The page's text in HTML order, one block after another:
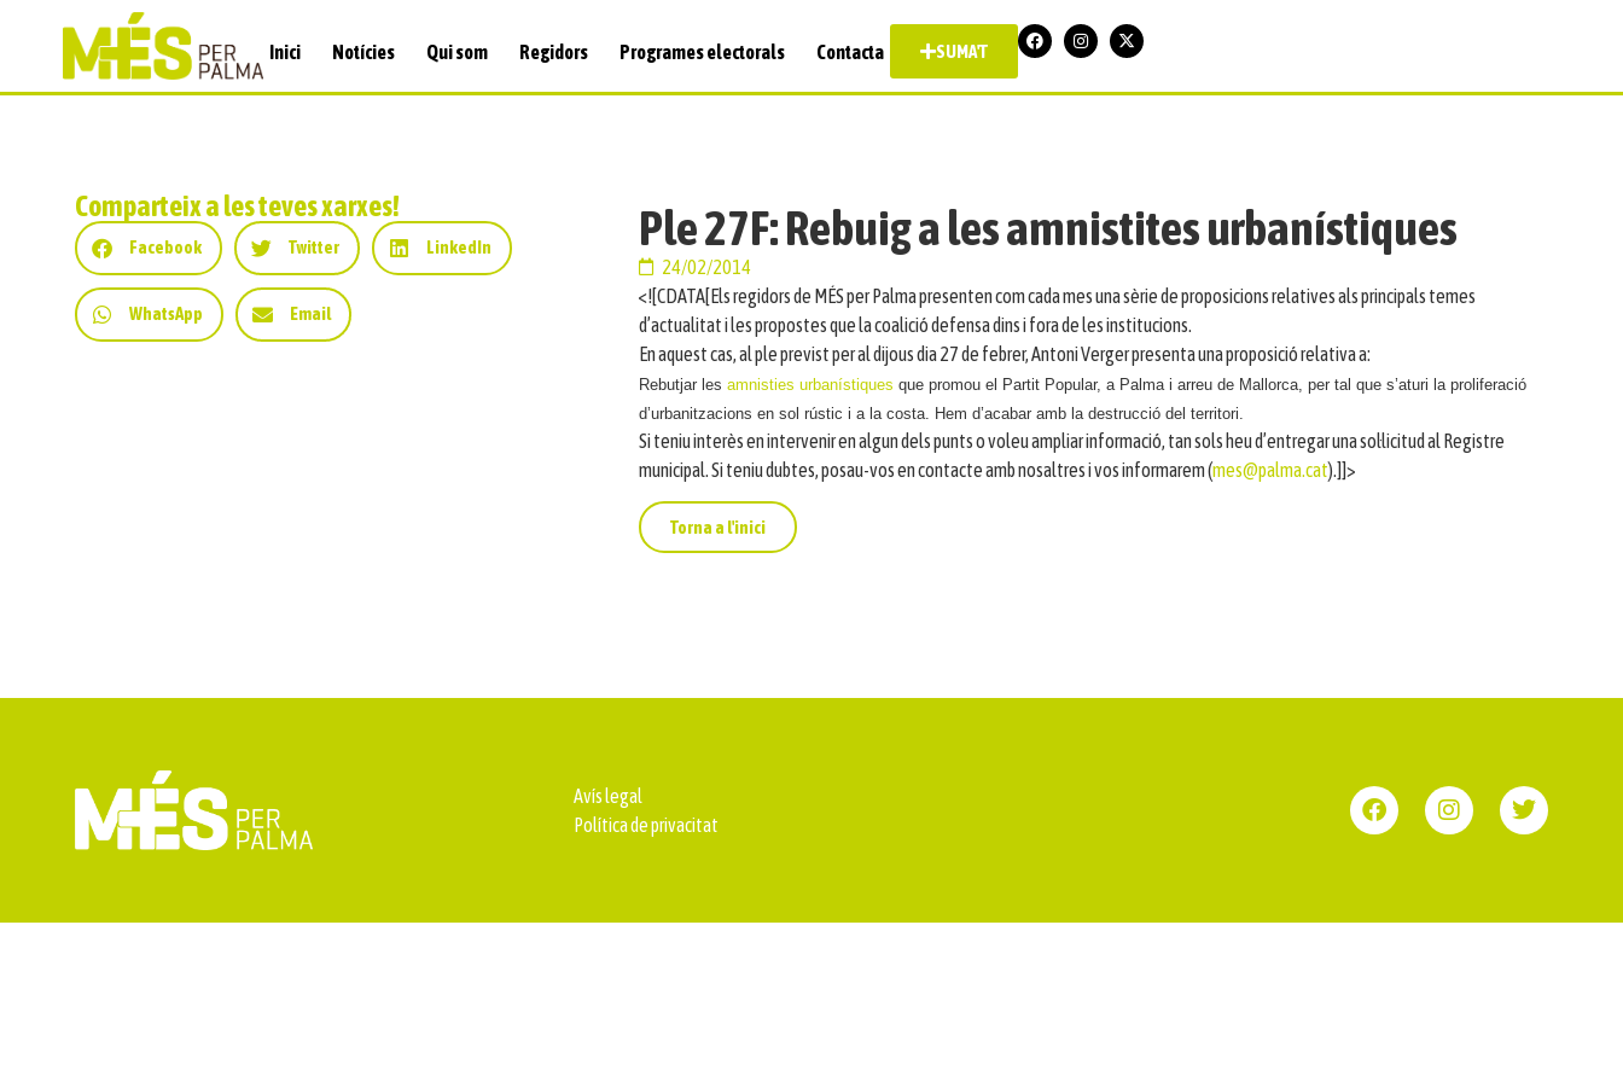
Inici Notícies Qui som Regidors Programes electorals Contacta SUMA'T
Comparteix a les teves xarxes!
Facebook Twitter LinkedIn
WhatsApp Email
Ple 27F: Rebuig a les amnistites urbanístiques
24/02/2014
<![CDATA[Els regidors de MÉS per Palma presenten com cada mes una sèrie de proposicions relatives als principals temes
d’actualitat i les propostes que la coalició defensa dins i fora de les institucions.
En aquest cas, al ple previst per al dijous dia 27 de febrer, Antoni Verger presenta una proposició relativa a:
Rebutjar les amnisties urbanístiques que promou el Partit Popular, a Palma i arreu de Mallorca, per tal que s’aturi la proliferació
d’urbanitzacions en sol rústic i a la costa. Hem d’acabar amb la destrucció del territori.
Si teniu interès en intervenir en algun dels punts o voleu ampliar informació, tan sols heu d’entregar una sol·licitud al Registre
municipal. Si teniu dubtes, posau-vos en contacte amb nosaltres i vos informarem (mes@palma.cat).]]>
Torna a l'inici
Avís legal
Política de privacitat